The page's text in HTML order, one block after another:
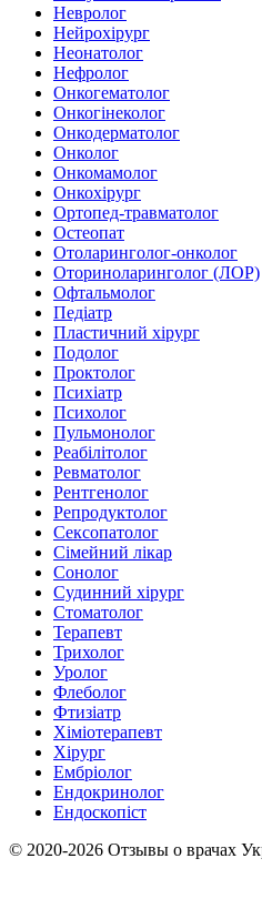
Невролог
Нейрохірург
Неонатолог
Нефролог
Онкогематолог
Онкогінеколог
Онкодерматолог
Онколог
Онкомамолог
Онкохірург
Ортопед-травматолог
Остеопат
Отоларинголог-онколог
Оториноларинголог (ЛОР)
Офтальмолог
Педіатр
Пластичний хірург
Подолог
Проктолог
Психіатр
Психолог
Пульмонолог
Реабілітолог
Ревматолог
Рентгенолог
Репродуктолог
Сексопатолог
Сімейний лікар
Сонолог
Судинний хірург
Стоматолог
Терапевт
Трихолог
Уролог
Флеболог
Фтизіатр
Хіміотерапевт
Хірург
Ембріолог
Ендокринолог
Ендоскопіст
© 2020-2026 Отзывы о врачах